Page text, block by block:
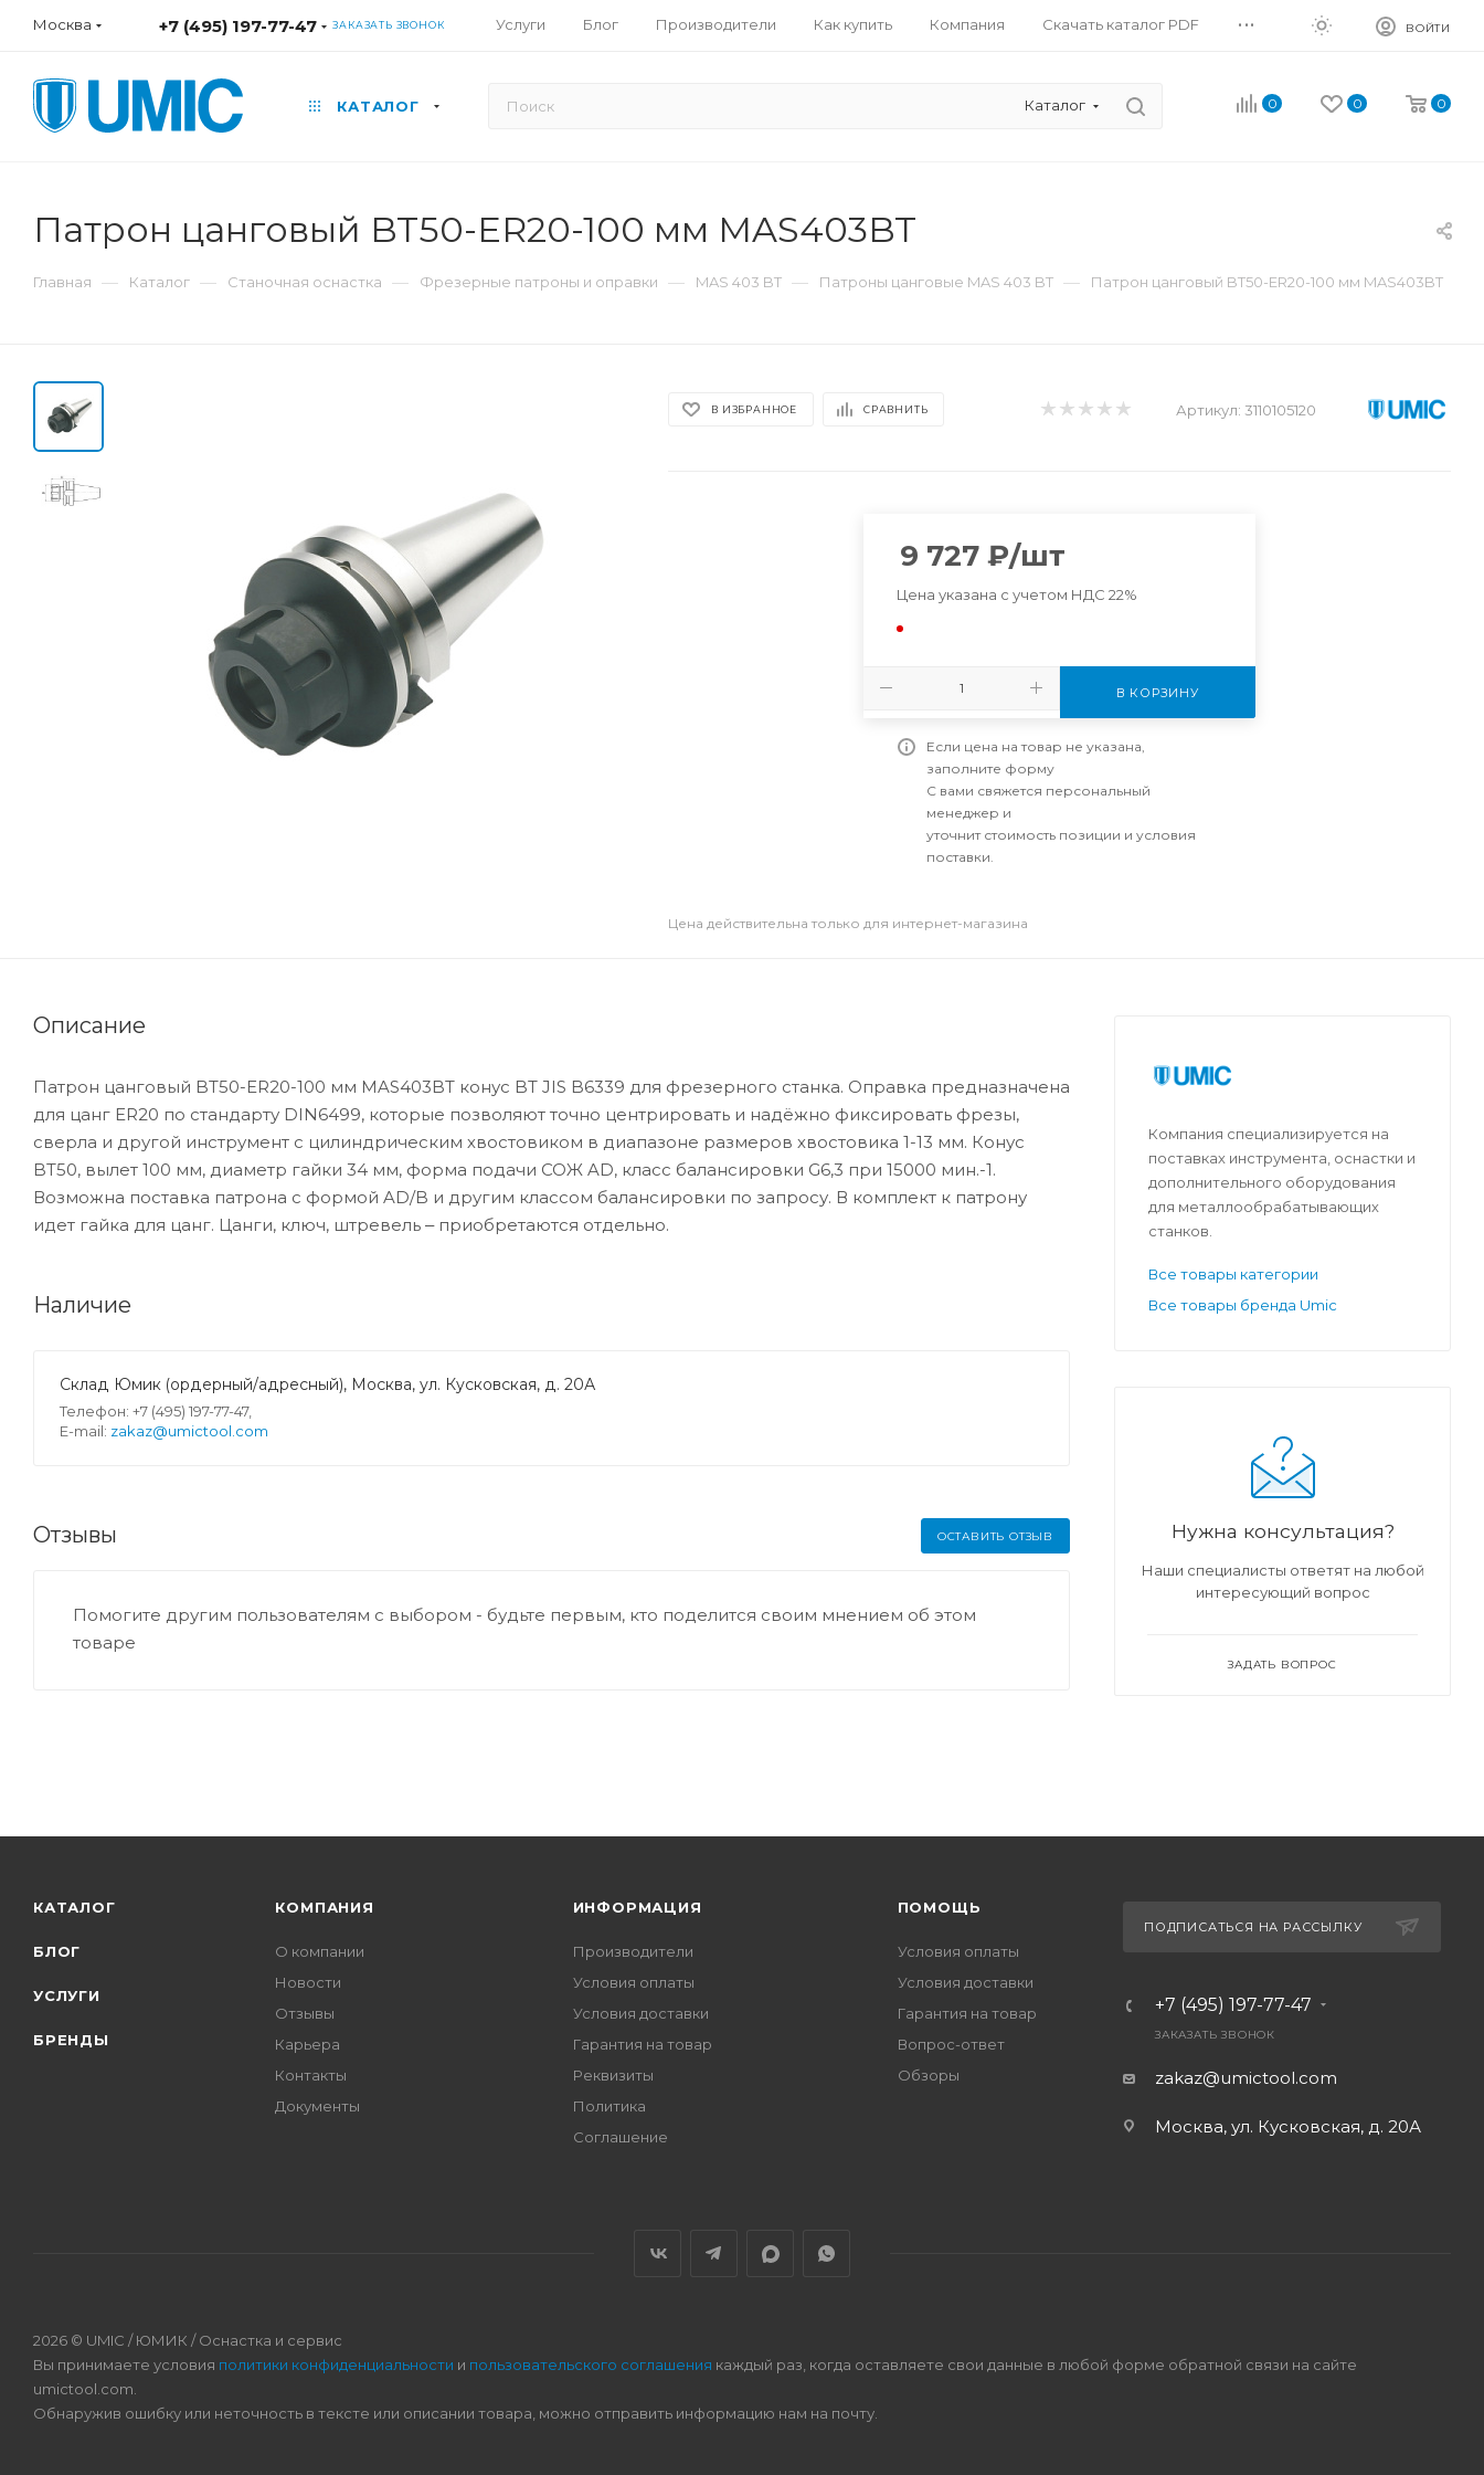
Москва +7 (495) 197-77-47 ЗАКАЗАТЬ ЗВОНОК Услуги Блог Производители Как купить Компания Скачать каталог PDF ... ВОЙТИ
КАТАЛОГ Каталог 0 0 0
Патрон цанговый BT50-ER20-100 мм MAS403BT
Главная — Каталог — Станочная оснастка — Фрезерные патроны и оправки — MAS 403 BT — Патроны цанговые MAS 403 BT — Патрон цанговый BT50-ER20-100 мм MAS403BT
В ИЗБРАННОЕ СРАВНИТЬ Артикул: 3110105120
9 727 ₽/шт
Цена указана с учетом НДС 22%
В КОРЗИНУ
Если цена на товар не указана,
заполните форму
С вами свяжется персональный
менеджер и
уточнит стоимость позиции и условия
поставки.
Цена действительна только для интернет-магазина
Описание
Патрон цанговый BT50-ER20-100 мм MAS403BT конус BT JIS B6339 для фрезерного станка. Оправка предназначена
для цанг ER20 по стандарту DIN6499, которые позволяют точно центрировать и надёжно фиксировать фрезы,
сверла и другой инструмент с цилиндрическим хвостовиком в диапазоне размеров хвостовика 1-13 мм. Конус
BT50, вылет 100 мм, диаметр гайки 34 мм, форма подачи СОЖ AD, класс балансировки G6,3 при 15000 мин.-1.
Возможна поставка патрона с формой AD/B и другим классом балансировки по запросу. В комплект к патрону
идет гайка для цанг. Цанги, ключ, штревель ‒ приобретаются отдельно.
Наличие
Склад Юмик (ордерный/адресный), Москва, ул. Кусковская, д. 20А
Телефон: +7 (495) 197-77-47,
E-mail: zakaz@umictool.com
Отзывы ОСТАВИТЬ ОТЗЫВ
Помогите другим пользователям с выбором - будьте первым, кто поделится своим мнением об этом
товаре
Компания специализируется на
поставках инструмента, оснастки и
дополнительного оборудования
для металлообрабатывающих
станков.
Все товары категории
Все товары бренда Umic
Нужна консультация?
Наши специалисты ответят на любой
интересующий вопрос
ЗАДАТЬ ВОПРОС
КАТАЛОГ
БЛОГ
УСЛУГИ
БРЕНДЫ
КОМПАНИЯ
О компании
Новости
Отзывы
Карьера
Контакты
Документы
ИНФОРМАЦИЯ
Производители
Условия оплаты
Условия доставки
Гарантия на товар
Реквизиты
Политика
Соглашение
ПОМОЩЬ
Условия оплаты
Условия доставки
Гарантия на товар
Вопрос-ответ
Обзоры
ПОДПИСАТЬСЯ НА РАССЫЛКУ
+7 (495) 197-77-47
ЗАКАЗАТЬ ЗВОНОК
zakaz@umictool.com
Москва, ул. Кусковская, д. 20А
2026 © UMIC / ЮМИК / Оснастка и сервис
Вы принимаете условия политики конфиденциальности и пользовательского соглашения каждый раз, когда оставляете свои данные в любой форме обратной связи на сайте
umictool.com.
Обнаружив ошибку или неточность в тексте или описании товара, можно отправить информацию нам на почту.